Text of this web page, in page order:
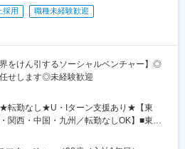
採用
職種未経験歓迎
界をけん引するソーシャルベンチャー】◎
せします◎未経験歓迎
★転勤なし★U・Iターン支援あり★【東
関西・中国・九州／転勤なしOK】■東北
東京、神奈川、新潟、富山、山梨、長野■